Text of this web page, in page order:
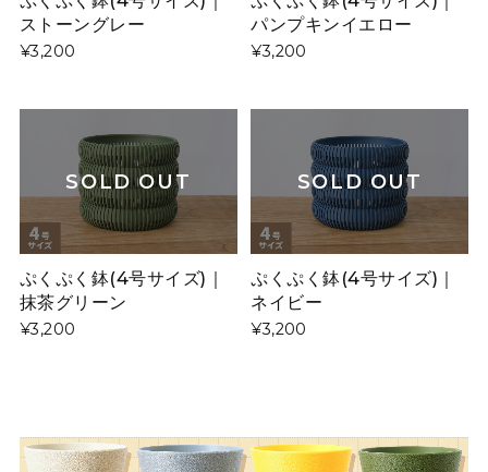
ストーングレー
¥3,200
パンプキンイエロー
¥3,200
SOLD OUT
ぷくぷく鉢(4号サイズ)｜
抹茶グリーン
¥3,200
SOLD OUT
ぷくぷく鉢(4号サイズ)｜
ネイビー
¥3,200